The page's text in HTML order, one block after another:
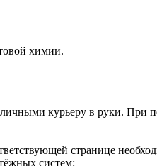
химии.
курьеру в руки. При
странице
систем: